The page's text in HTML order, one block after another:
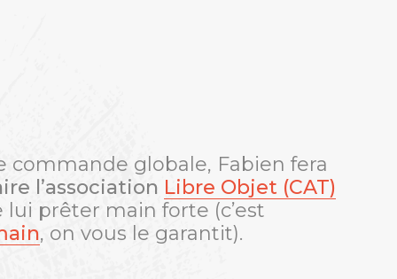
commande globale, Fabien fera
l’association Libre Objet (CAT)
lui prêter main forte (c’est
, on vous le garantit).